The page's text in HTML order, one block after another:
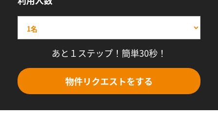
あと１ステップ！簡単30秒！
物件リクエストをする